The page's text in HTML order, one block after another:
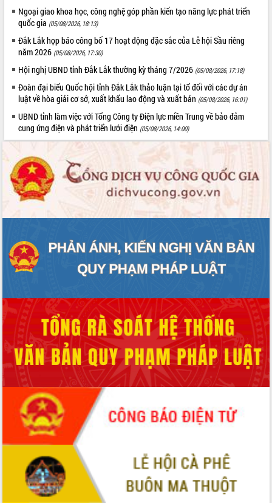
Ngoại giao khoa học, công nghệ góp phần kiến tạo năng lực phát triển
quốc gia (05/08/2026, 18:13)
Đắk Lắk họp báo công bố 17 hoạt động đặc sắc của Lễ hội Sầu riêng
năm 2026 (05/08/2026, 17:30)
Hội nghị UBND tỉnh Đắk Lắk thường kỳ tháng 7/2026 (05/08/2026, 17:18)
Đoàn đại biểu Quốc hội tỉnh Đắk Lắk thảo luận tại tổ đối với các dự án
luật về hòa giải cơ sở, xuất khẩu lao động và xuất bản (05/08/2026, 16:01)
UBND tỉnh làm việc với Tổng Công ty Điện lực miền Trung về bảo đảm
cung ứng điện và phát triển lưới điện (05/08/2026, 14:00)